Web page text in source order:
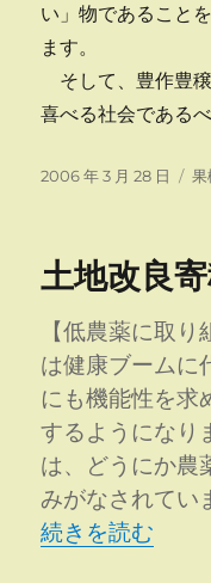
い」物であること
ます。
そして、豊作豊
喜べる社会である
投
2006 年 3 月 28 日
カ
ー
果
土地改良
【低農薬に取
は健康ブームに
にも機能性を求
するようになり
は、どうにか農
みがなされて
“土地改良寄稿?
続きを読む